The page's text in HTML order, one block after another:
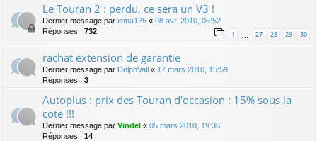
Le Touran 2 : perdu, ce sera un V3 !
Dernier message par isma125 « 08 avr. 2010, 06:52
Réponses : 732 1 27 28 29 30
rachat extension de garantie
Dernier message par DelphVall « 17 mars 2010, 15:59
Réponses : 3
Autoplus : prix des Touran d'occasion : 15% sous la
cote !!!
Dernier message par Vindel « 05 mars 2010, 19:36
Réponses : 14